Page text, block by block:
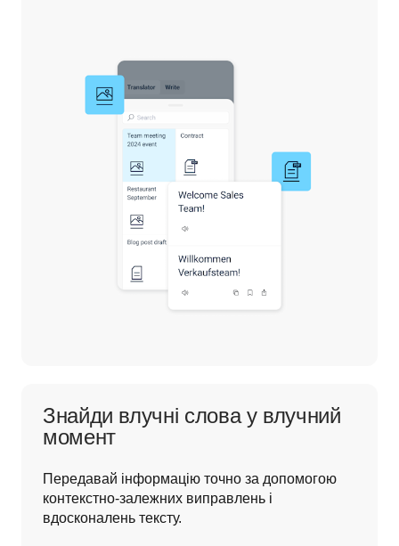
Знайди влучні слова у влучний
момент
Передавай інформацію точно за допомогою
контекстно-залежних виправлень і
вдосконалень тексту.